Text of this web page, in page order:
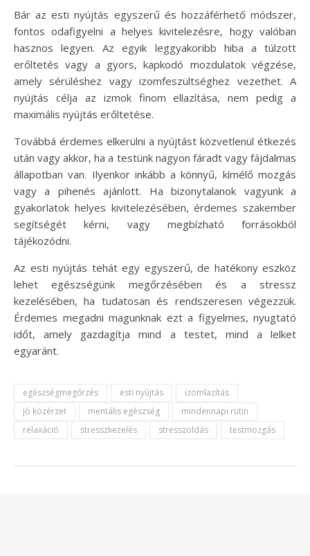
Bár az esti nyújtás egyszerű és hozzáférhető módszer,
fontos odafigyelni a helyes kivitelezésre, hogy valóban
hasznos legyen. Az egyik leggyakoribb hiba a túlzott
erőltetés vagy a gyors, kapkodó mozdulatok végzése,
amely sérüléshez vagy izomfeszültséghez vezethet. A
nyújtás célja az izmok finom ellazítása, nem pedig a
maximális nyújtás erőltetése.
Továbbá érdemes elkerülni a nyújtást közvetlenül étkezés
után vagy akkor, ha a testünk nagyon fáradt vagy fájdalmas
állapotban van. Ilyenkor inkább a könnyű, kímélő mozgás
vagy a pihenés ajánlott. Ha bizonytalanok vagyunk a
gyakorlatok helyes kivitelezésében, érdemes szakember
segítségét kérni, vagy megbízható forrásokból
tájékozódni.
Az esti nyújtás tehát egy egyszerű, de hatékony eszköz
lehet egészségünk megőrzésében és a stressz
kezelésében, ha tudatosan és rendszeresen végezzük.
Érdemes megadni magunknak ezt a figyelmes, nyugtató
időt, amely gazdagítja mind a testet, mind a lelket
egyaránt.
egészségmegőrzés esti nyújtás
izomlazítás
jó közérzet
mentális egészség
mindennapi rutin
relaxáció
stresszkezelés stresszoldás testmozgás